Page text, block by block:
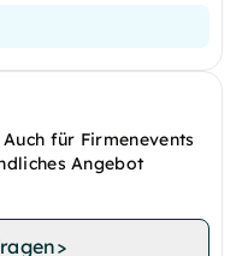
für Firmenevents
Angebot
>